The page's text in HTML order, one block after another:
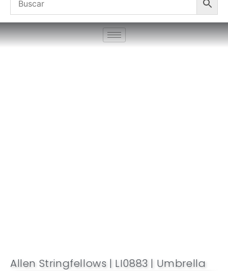
Allen Stringfellows | LI0883 | Umbrella